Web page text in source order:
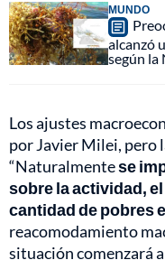
MUNDO
alcanzó
según la
Los ajustes
por Javier Milei, pero
“Naturalmentese
sobre la actividad,
cantidad de pobres
reacomodamiento
situación comenzará